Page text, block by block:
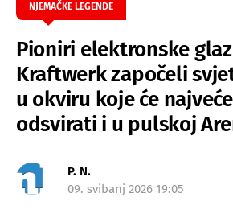
NJEMAČKE LEGENDE
Pioniri elektronske
Kraftwerk započeli
u okviru koje će
odsvirati i u pulskoj
P. N.
09. svibanj 2026 19:05